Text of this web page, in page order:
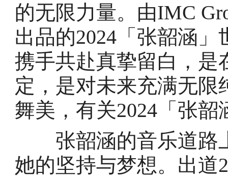
的无限力量。由IMC
出品的2024「张韶涵
携手共赴真挚留白，是
定，是对未来充满无
舞美，有关2024「张
张韶涵的音乐道路
她的坚持与梦想。出道